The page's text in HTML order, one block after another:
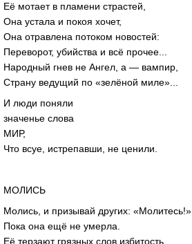
Её мотает в пламени страстей,
Она устала и покоя хочет,
Она отравлена потоком новостей:
Переворот, убийства и всё прочее...
Народный гнев не Ангел, а — вампир,
Страну ведущий по «зелёной миле»...
И люди поняли
значенье слова
МИР,
Что всуе, истрепавши, не ценили.
МОЛИСЬ
Молись, и призывай других: «Молитесь!»,
Пока она ещё не умерла.
Её терзают грязных слов избитость,